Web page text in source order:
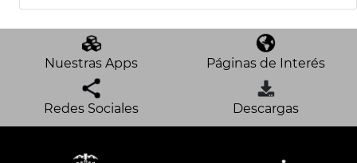
Nuestras Apps Páginas de Interés
Redes Sociales Descargas